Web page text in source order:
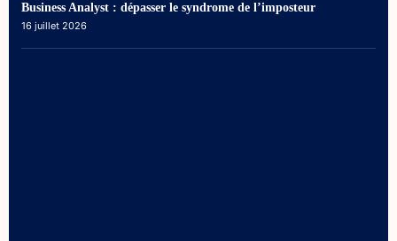
Business Analyst : dépasser le syndrome de l’imposteur
16 juillet 2026